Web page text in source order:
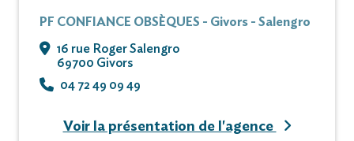
PF CONFIANCE OBSÈQUES - Givors - Salengro
16 rue Roger Salengro
69700 Givors
04 72 49 09 49
Voir la présentation de l'agence